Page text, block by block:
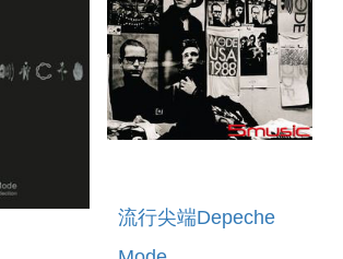
流行尖端Depeche